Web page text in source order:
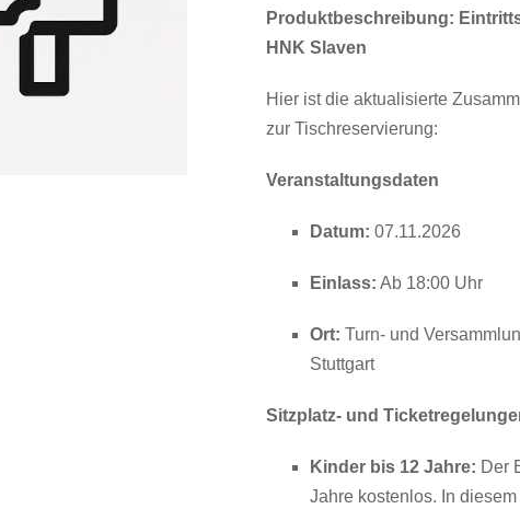
Produktbeschreibung:
HNK Slaven
Hier ist die aktualisierte
zur Tischreservierung:
Veranstaltungsdaten
Datum: 07.11.2026
Einlass: Ab 18:00 Uhr
Ort: Turn- und
Stuttgart
Sitzplatz- und
Kinder bis 12 Jahre: Der
Jahre kostenlos. In